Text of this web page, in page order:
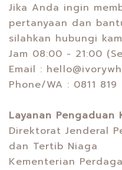
Jika Anda ingin
pertanyaan dan
silahkan hubungi
Jam 08:00 - 21:00
Email :
Phone/WA : 0811
Layanan Pengaduan
Direktorat Jenderal
dan Tertib Niaga
Kementerian